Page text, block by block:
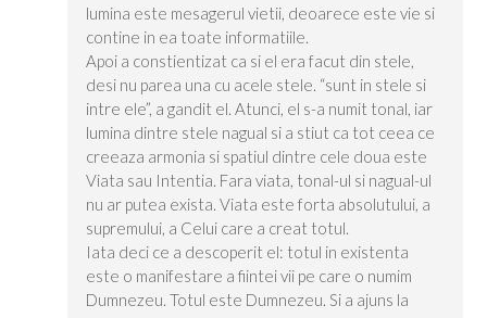
lumina este mesagerul vietii, deoarece este vie si
contine in ea toate informatiile.
Apoi a constientizat ca si el era facut din stele,
desi nu parea una cu acele stele. “sunt in stele si
intre ele”, a gandit el. Atunci, el s-a numit tonal, iar
lumina dintre stele nagual si a stiut ca tot ceea ce
creeaza armonia si spatiul dintre cele doua este
Viata sau Intentia. Fara viata, tonal-ul si nagual-ul
nu ar putea exista. Viata este forta absolutului, a
supremului, a Celui care a creat totul.
Iata deci ce a descoperit el: totul in existenta
este o manifestare a fiintei vii pe care o numim
Dumnezeu. Totul este Dumnezeu. Si a ajuns la